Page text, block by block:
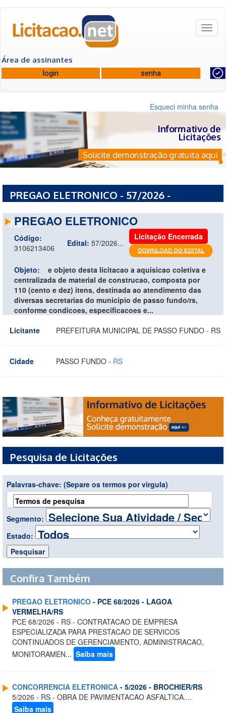
Área de assinantes
Esqueci minha senha
Informativo de
Licitações
Solicite demonstração gratuita aqui
PREGAO ELETRONICO - 57/2026 -
RS
PREGAO ELETRONICO
Código:
3106213406
Edital: 57/2026...
Licitação Encerrada
Objeto:
e objeto desta licitacao a aquisicao coletiva e
centralizada de material de construcao, composta por
110 (cento e dez) itens, destinada ao atendimento das
diversas secretarias do municipio de passo fundo/rs,
conforme condicoes, especificacoes e...
Licitante
PREFEITURA MUNICIPAL DE PASSO FUNDO - RS
Cidade PASSO FUNDO - RS
Pesquisa de Licitações
Palavras-chave: (Separe os termos por virgula)
Segmento:
Estado:
Confira Também
PREGAO ELETRONICO - PCE 68/2026 - LAGOA
VERMELHA/RS
PCE 68/2026 - RS - CONTRATACAO DE EMPRESA
ESPECIALIZADA PARA PRESTACAO DE SERVICOS
CONTINUADOS DE GERENCIAMENTO, ADMINISTRACAO,
MONITORAMEN... Saiba mais
CONCORRENCIA ELETRONICA - 5/2026 - BROCHIER/RS
5/2026 - RS - OBRA DE PAVIMENTACAO ASFALTICA....
Saiba mais